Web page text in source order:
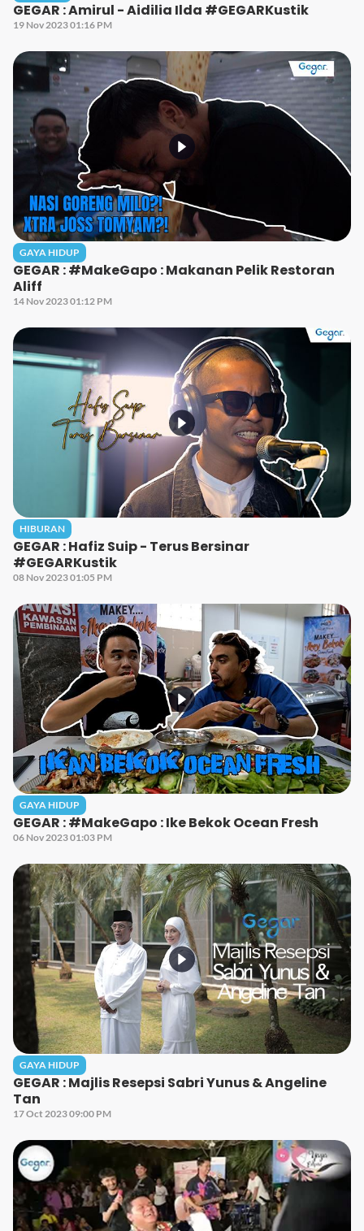
GEGAR : Amirul - Aidilia Ilda #GEGARKustik
19 Nov 2023 01:16 PM
GAYA HIDUP
GEGAR : #MakeGapo : Makanan Pelik Restoran
Aliff
14 Nov 2023 01:12 PM
HIBURAN
GEGAR : Hafiz Suip - Terus Bersinar
#GEGARKustik
08 Nov 2023 01:05 PM
GAYA HIDUP
GEGAR : #MakeGapo : Ike Bekok Ocean Fresh
06 Nov 2023 01:03 PM
GAYA HIDUP
GEGAR : Majlis Resepsi Sabri Yunus & Angeline
Tan
17 Oct 2023 09:00 PM